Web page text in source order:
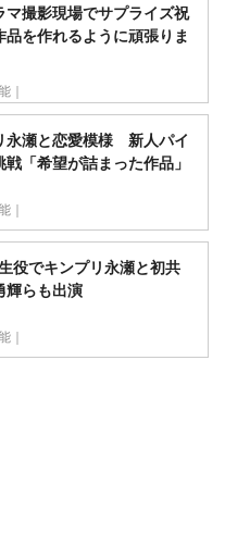
マ撮影現場でサプライズ祝
を作れるように頑張りま
｜
永瀬と恋愛模様 新人パイ
「希望が詰まった作品」
｜
役でキンプリ永瀬と初共
らも出演
｜